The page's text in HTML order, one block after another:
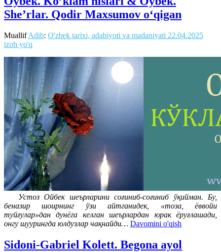
She’rlar. Qodir Maxsumov o‘qigan
MuallifAdib: O'zbek tarixi, adabiyoti va madaniyati 22.04.2025
izoh yo'q
Устоз Ойбек шеърларини соғиниб-соғиниб ўқийман. Бу,
беназир шоирнинг ўзи айтганидек, «тоза, ёввойи
туйғулар»дан дунёга келган шеърлардан юрак ёруғлашади,
онгу шуурингда юлдузлар чақнайди… Davomini o'qish
Sidoni-Gabriel Kolett. Begona ayol